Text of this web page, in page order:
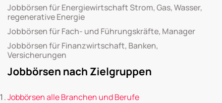
Jobbörsen für Energiewirtschaft Strom, Gas, Wasser,
regenerative Energie
Jobbörsen für Fach- und Führungskräfte, Manager
Jobbörsen für Finanzwirtschaft, Banken,
Versicherungen
Jobbörsen nach Zielgruppen
Jobbörsen alle Branchen und Berufe